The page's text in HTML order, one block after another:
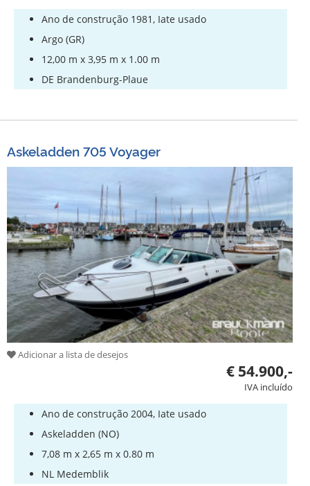
Ano de construção 1981, Iate usado
Argo (GR)
12,00 m x 3,95 m x 1.00 m
DE Brandenburg-Plaue
Askeladden 705 Voyager
Adicionar a lista de desejos
€ 54.900,-
IVA incluído
Ano de construção 2004, Iate usado
Askeladden (NO)
7,08 m x 2,65 m x 0.80 m
NL Medemblik